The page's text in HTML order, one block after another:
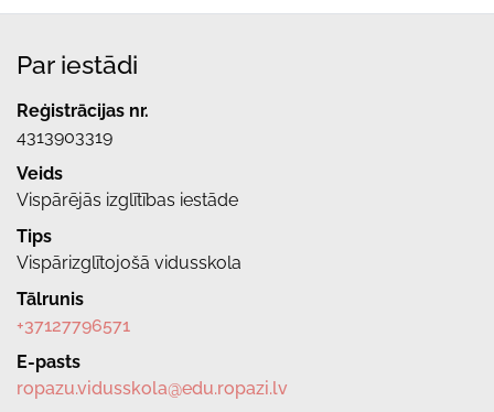
Par iestādi
Reģistrācijas nr.
4313903319
Veids
Vispārējās izglītības iestāde
Tips
Vispārizglītojošā vidusskola
Tālrunis
+37127796571
E-pasts
ropazu.vidusskola@edu.ropazi.lv